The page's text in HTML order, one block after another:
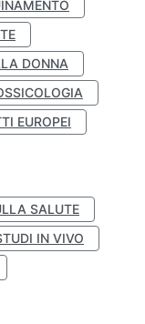
DONNA
EUROPEI
SALUTE
IN VIVO